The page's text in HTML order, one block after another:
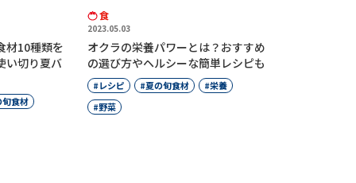
材10種類を
い切り夏バ
旬食材
食
2023.05.03
オクラの栄養パワーとは？おすすめ
の選び方やヘルシーな簡単レシピも
レシピ 夏の旬食材
栄養
野菜